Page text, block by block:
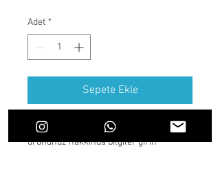
Adet *
Sepete Ekle
Bu bir ürün açıklamasıdır. Buraya
ürününüz hakkında bilgiler girin